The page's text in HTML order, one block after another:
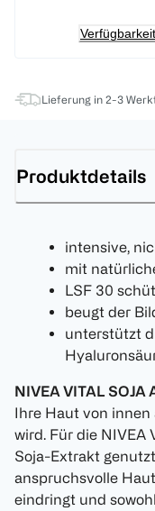
Lieferung in 2-3
Produktdetails
intensive,
mit
LSF 30
beugt der
unterstützt
NIVEA VITAL SOJA
Ihre Haut von
wird. Für die NIVEA
Soja-Extrakt
anspruchsvolle
eindringt und